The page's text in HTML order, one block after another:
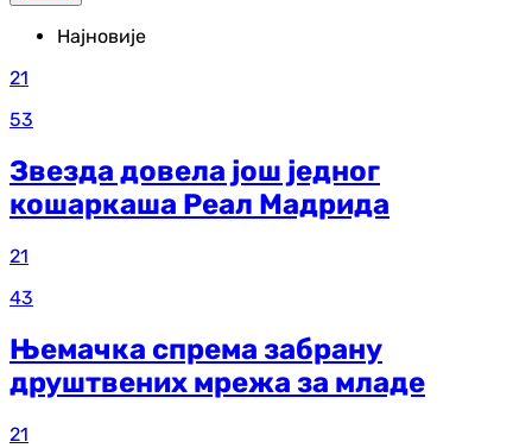
Најновије
21
53
Звезда довела још једног
кошаркаша Реал Мадрида
21
43
Њемачка спрема забрану
друштвених мрежа за младе
21